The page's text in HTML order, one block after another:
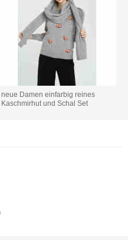
neue Damen einfarbig reines
Kaschmirhut und Schal Set